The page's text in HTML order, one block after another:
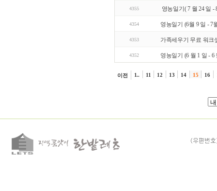
4355 영농일기( 7 월 24 일 -
4354 영농일기 (6월 9 일 - 7
4353 가족세우기 무료 워크
4352 영농일기 (6 월 1 일 - 6
이전 1.. 11 12 13 14 15 16